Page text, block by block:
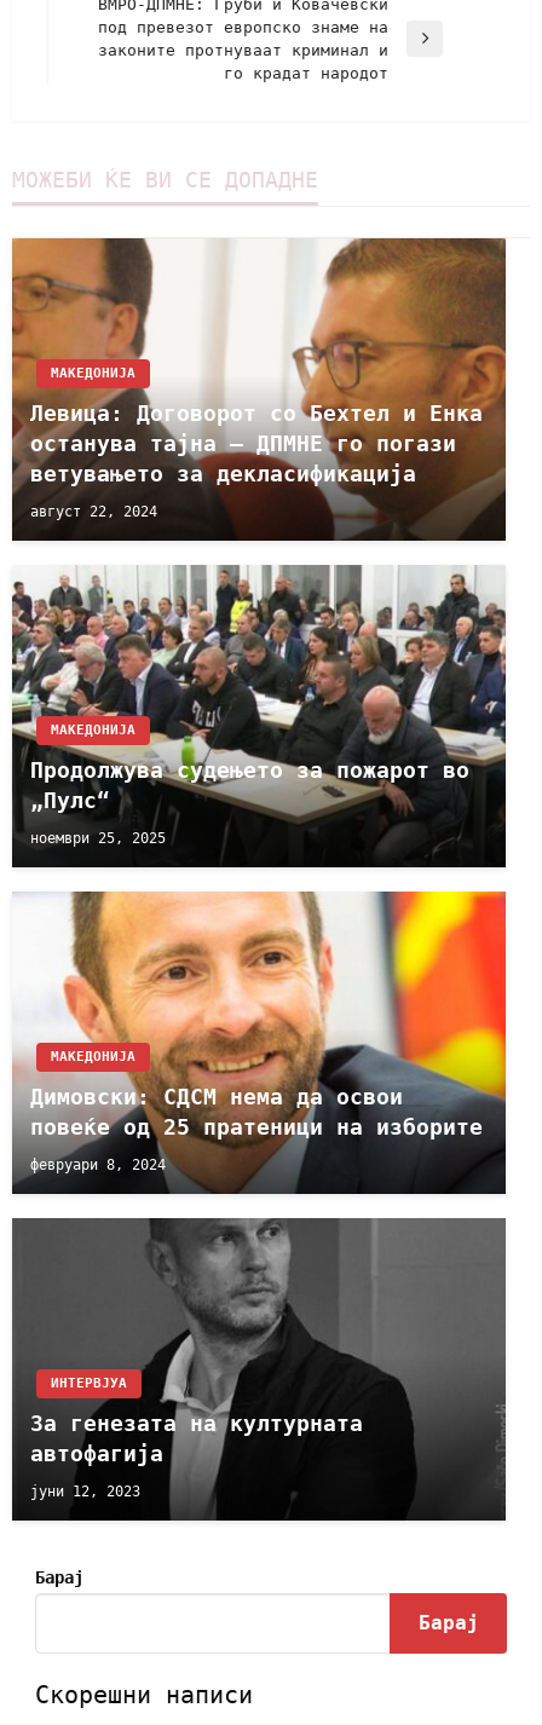
ВМРО-ДПМНЕ: Груби и Ковачевски
под превезот европско знаме на
законите протнуваат криминал и
го крадат народот
МОЖЕБИ ЌЕ ВИ СЕ ДОПАДНЕ
МАКЕДОНИЈА
Левица: Договорот со Бехтел и Енка
останува тајна – ДПМНЕ го погази
ветувањето за декласификација
август 22, 2024
МАКЕДОНИЈА
Продолжува судењето за пожарот во
„Пулс“
ноември 25, 2025
МАКЕДОНИЈА
Димовски: СДСМ нема да освои
повеќе од 25 пратеници на изборите
февруари 8, 2024
ИНТЕРВЈУА
За генезата на културната
автофагија
јуни 12, 2023
Барај
Барај
Скорешни написи